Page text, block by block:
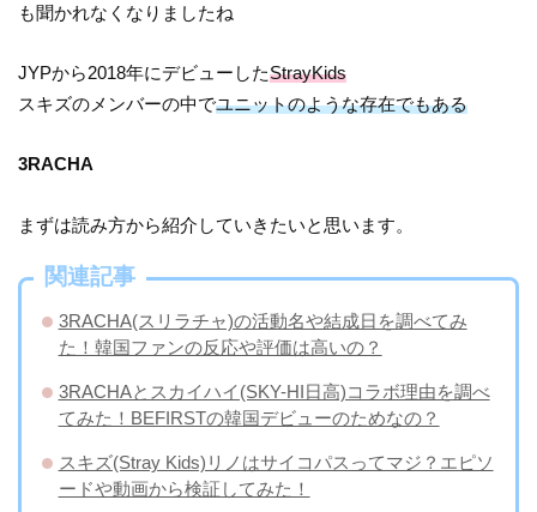
も聞かれなくなりましたね
JYPから2018年にデビューしたStrayKids
スキズのメンバーの中でユニットのような存在でもある
3RACHA
まずは読み方から紹介していきたいと思います。
関連記事
3RACHA(スリラチャ)の活動名や結成日を調べてみ
た！韓国ファンの反応や評価は高いの？
3RACHAとスカイハイ(SKY-HI日高)コラボ理由を調べ
てみた！BEFIRSTの韓国デビューのためなの？
スキズ(Stray Kids)リノはサイコパスってマジ？エピソ
ードや動画から検証してみた！